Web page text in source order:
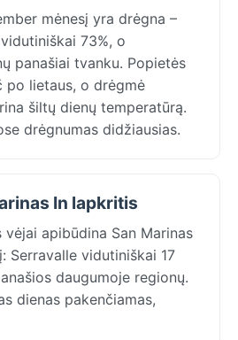
mėnesį yra drėgna –
73%, o
panašiai tvanku. Popietės
po lietaus, o drėgmė
šiltų dienų temperatūrą.
drėgnumas didžiausias.
In lapkritis
vėjai apibūdina San Marinas
Serravalle vidutiniškai 17
daugumoje regionų.
dienas pakenčiamas,